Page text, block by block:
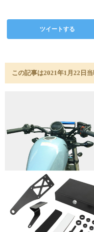
ツイートする
この記事は2021年1月22日